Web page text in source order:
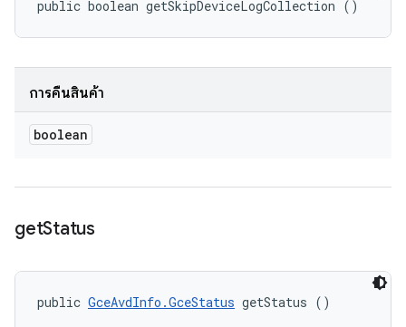
public boolean getSkipDeviceLogCollection ()
การคืนสินค้า
boolean
getStatus
public GceAvdInfo.GceStatus getStatus ()